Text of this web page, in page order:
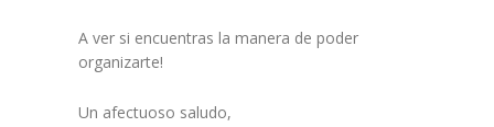
A ver si encuentras la manera de poder
organizarte!
Un afectuoso saludo,